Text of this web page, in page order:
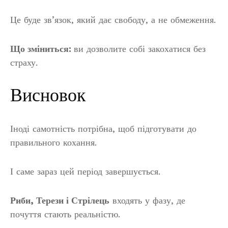
Це буде зв’язок, який дає свободу, а не обмеження.
Що зміниться: ви дозволите собі закохатися без
страху.
Висновок
Іноді самотність потрібна, щоб підготувати до
правильного кохання.
І саме зараз цей період завершується.
Риби, Терези і Стрілець входять у фазу, де
почуття стають реальністю.